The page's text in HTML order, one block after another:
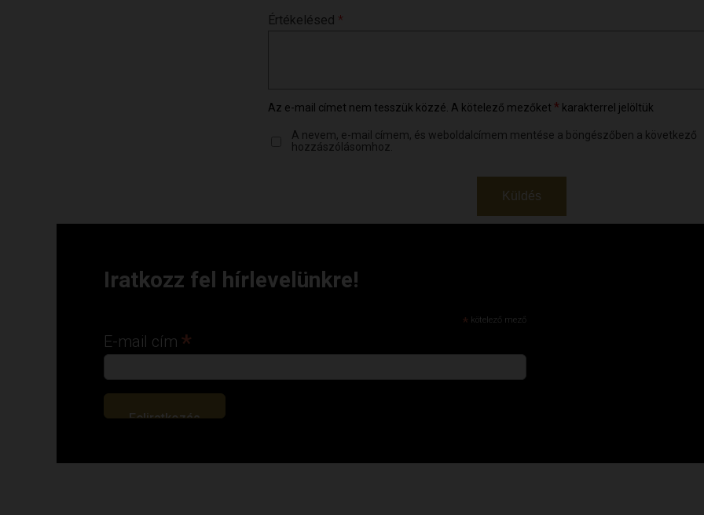
Az e-mail címet nem tesszük közzé. A kötelező mezőket* karakterrel jelöltük
Értékelésed *
A nevem, e-mail címem, és weboldalcímem mentése a böngészőben a következő
hozzászólásomhoz.
Iratkozz fel hírlevelünkre!
* kötelező mező
E-mail cím*